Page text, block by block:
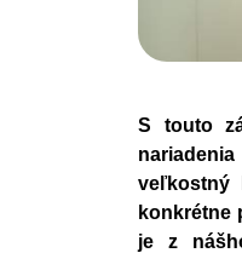
S touto
veľkostný
konkrétne
je z